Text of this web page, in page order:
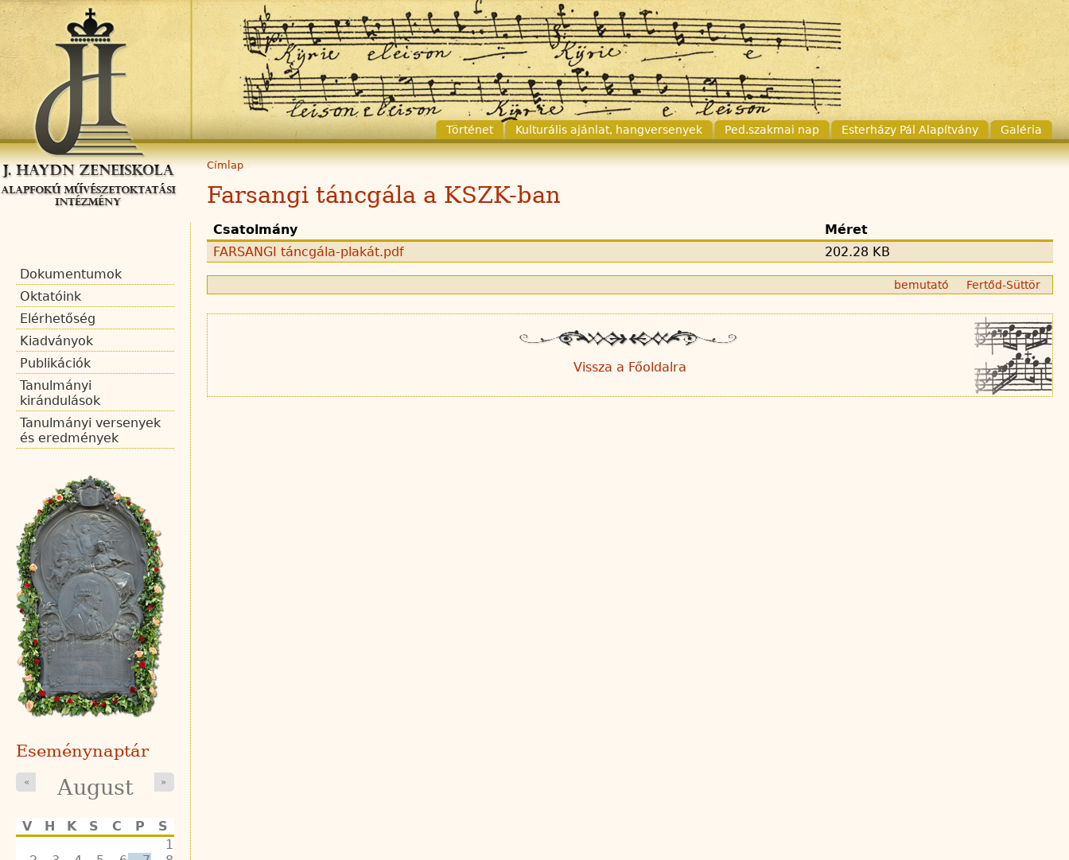
Történet Kulturális ajánlat, hangversenyek Ped.szakmai nap Esterházy Pál Alapítvány Galéria
Címlap
Farsangi táncgála a KSZK-ban
Csatolmány
Méret
FARSANGI táncgála-plakát.pdf
202.28 KB
bemutató Fertőd-Süttör
Vissza a Főoldalra
Dokumentumok
Oktatóink
Elérhetőség
Kiadványok
Publikációk
Tanulmányi
kirándulások
Tanulmányi versenyek
és eredmények
Eseménynaptár
« August »
V H K S C P
S
1